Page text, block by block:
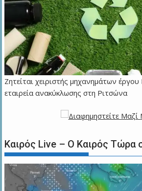
Ζητείται χειριστής μηχανημάτων έργου
εταιρεία ανακύκλωσης στη Ριτσώνα
Καιρός Live – Ο Καιρός Τώρα